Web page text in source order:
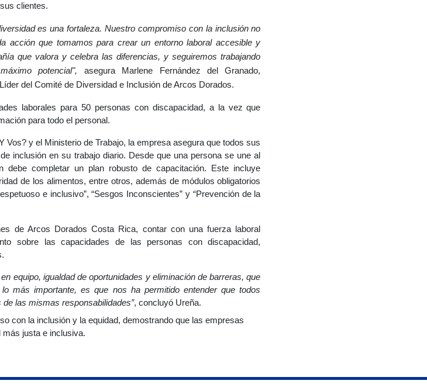
clientes.
es una fortaleza. Nuestro compromiso con la inclusión no
acción que tomamos para crear un entorno laboral accesible y
que valora y celebra las diferencias, y seguiremos trabajando
potencial", asegura Marlene Fernández del Granado,
del Comité de Diversidad e Inclusión de Arcos Dorados.
laborales para 50 personas con discapacidad, a la vez que
para todo el personal.
Vos? y el Ministerio de Trabajo, la empresa asegura que todos sus
inclusión en su trabajo diario. Desde que una persona se une al
completar un plan robusto de capacitación. Este incluye
de los alimentos, entre otros, además de módulos obligatorios
e inclusivo”, “Sesgos Inconscientes” y “Prevención de la
de Arcos Dorados Costa Rica, contar con una fuerza laboral
sobre las capacidades de las personas con discapacidad,
equipo, igualdad de oportunidades y eliminación de barreras, que
más importante, es que nos ha permitido entender que todos
las mismas responsabilidades”, concluyó Ureña.
con la inclusión y la equidad, demostrando que las empresas
más justa e inclusiva.